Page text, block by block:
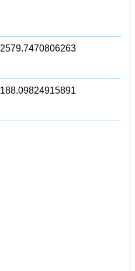
2579.7470806263
188.09824915891